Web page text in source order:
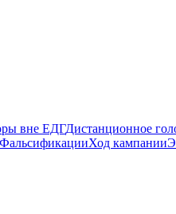
вне ЕДГДистанционное
ФальсификацииХод кампании